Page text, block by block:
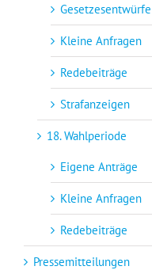
Gesetzesentwürfe
Kleine Anfragen
Redebeiträge
Strafanzeigen
18. Wahlperiode
Eigene Anträge
Kleine Anfragen
Redebeiträge
Pressemitteilungen